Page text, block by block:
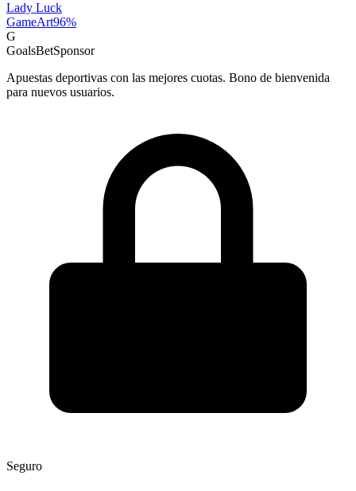
Lady Luck
GameArt96%
G
GoalsBetSponsor
Apuestas deportivas con las mejores cuotas. Bono de bienvenida
para nuevos usuarios.
Seguro